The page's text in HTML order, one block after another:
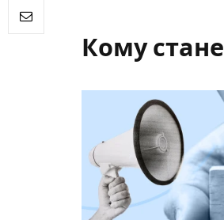
Кому